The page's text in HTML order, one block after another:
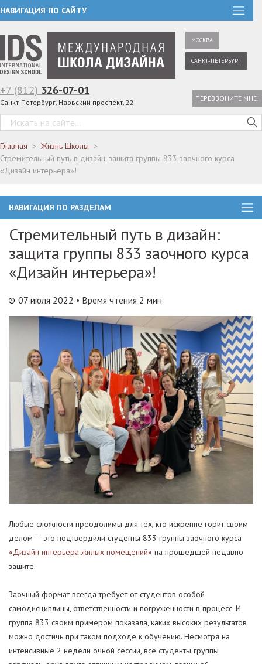
НАВИГАЦИЯ ПО САЙТУ
МОСКВА
САНКТ-ПЕТЕРБУРГ
+7 (812) 326-07-01
Санкт-Петербург, Нарвский проспект, 22 ПЕРЕЗВОНИТЕ МНЕ!
Главная
Жизнь Школы
Стремительный путь в дизайн: защита группы 833 заочного курса
«Дизайн интерьера»!
НАВИГАЦИЯ ПО РАЗДЕЛАМ
Стремительный путь в дизайн:
защита группы 833 заочного курса
«Дизайн интерьера»!
07 июля 2022 • Время чтения 2 мин
Любые сложности преодолимы для тех, кто искренне горит своим
делом — это подтвердили студенты 833 группы заочного курса
«Дизайн интерьера жилых помещений» на прошедшей недавно
защите.
Заочный формат всегда требует от студентов особой
самодисциплины, ответственности и погруженности в процесс. И
группа 833 своим примером показала, каких высоких результатов
можно достичь при таком подходе к обучению. Несмотря на
интенсивные 2 недели очной сессии, все студенты группы